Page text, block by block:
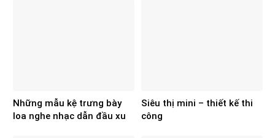
Những mẫu kệ trưng bày
loa nghe nhạc dẫn đầu xu
Siêu thị mini – thiết kế thi
công